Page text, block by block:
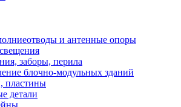
и антенные опоры
заборы, перила
блочно-модульных зданий
пластины
детали